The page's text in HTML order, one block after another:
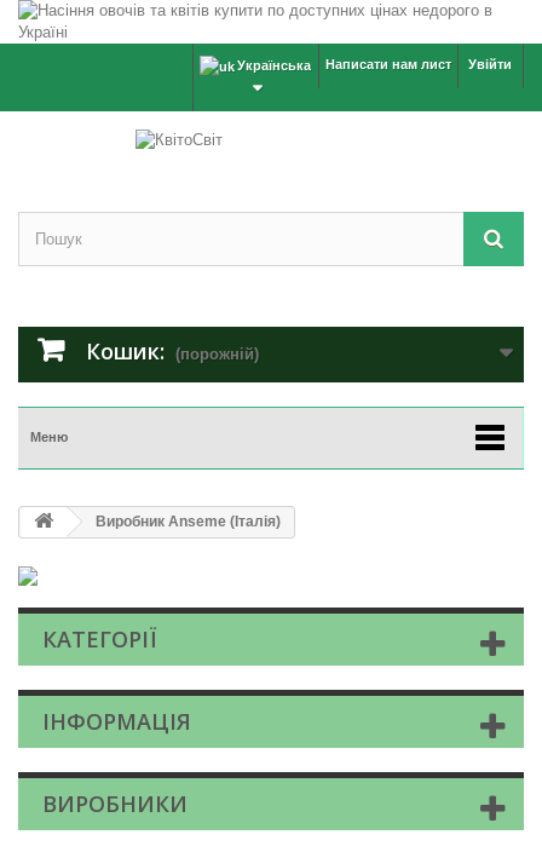
Увійти
Написати нам лист
Українська
Кошик: (порожній)
Меню
Виробник Anseme (Італія)
КАТЕГОРІЇ
ІНФОРМАЦІЯ
ВИРОБНИКИ